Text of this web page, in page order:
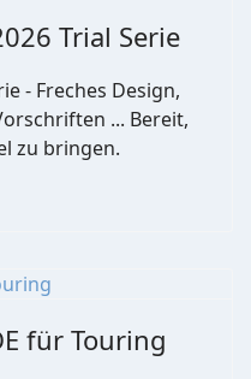
Trial Serie
- Freches Design,
... Bereit,
zu bringen.
für Touring